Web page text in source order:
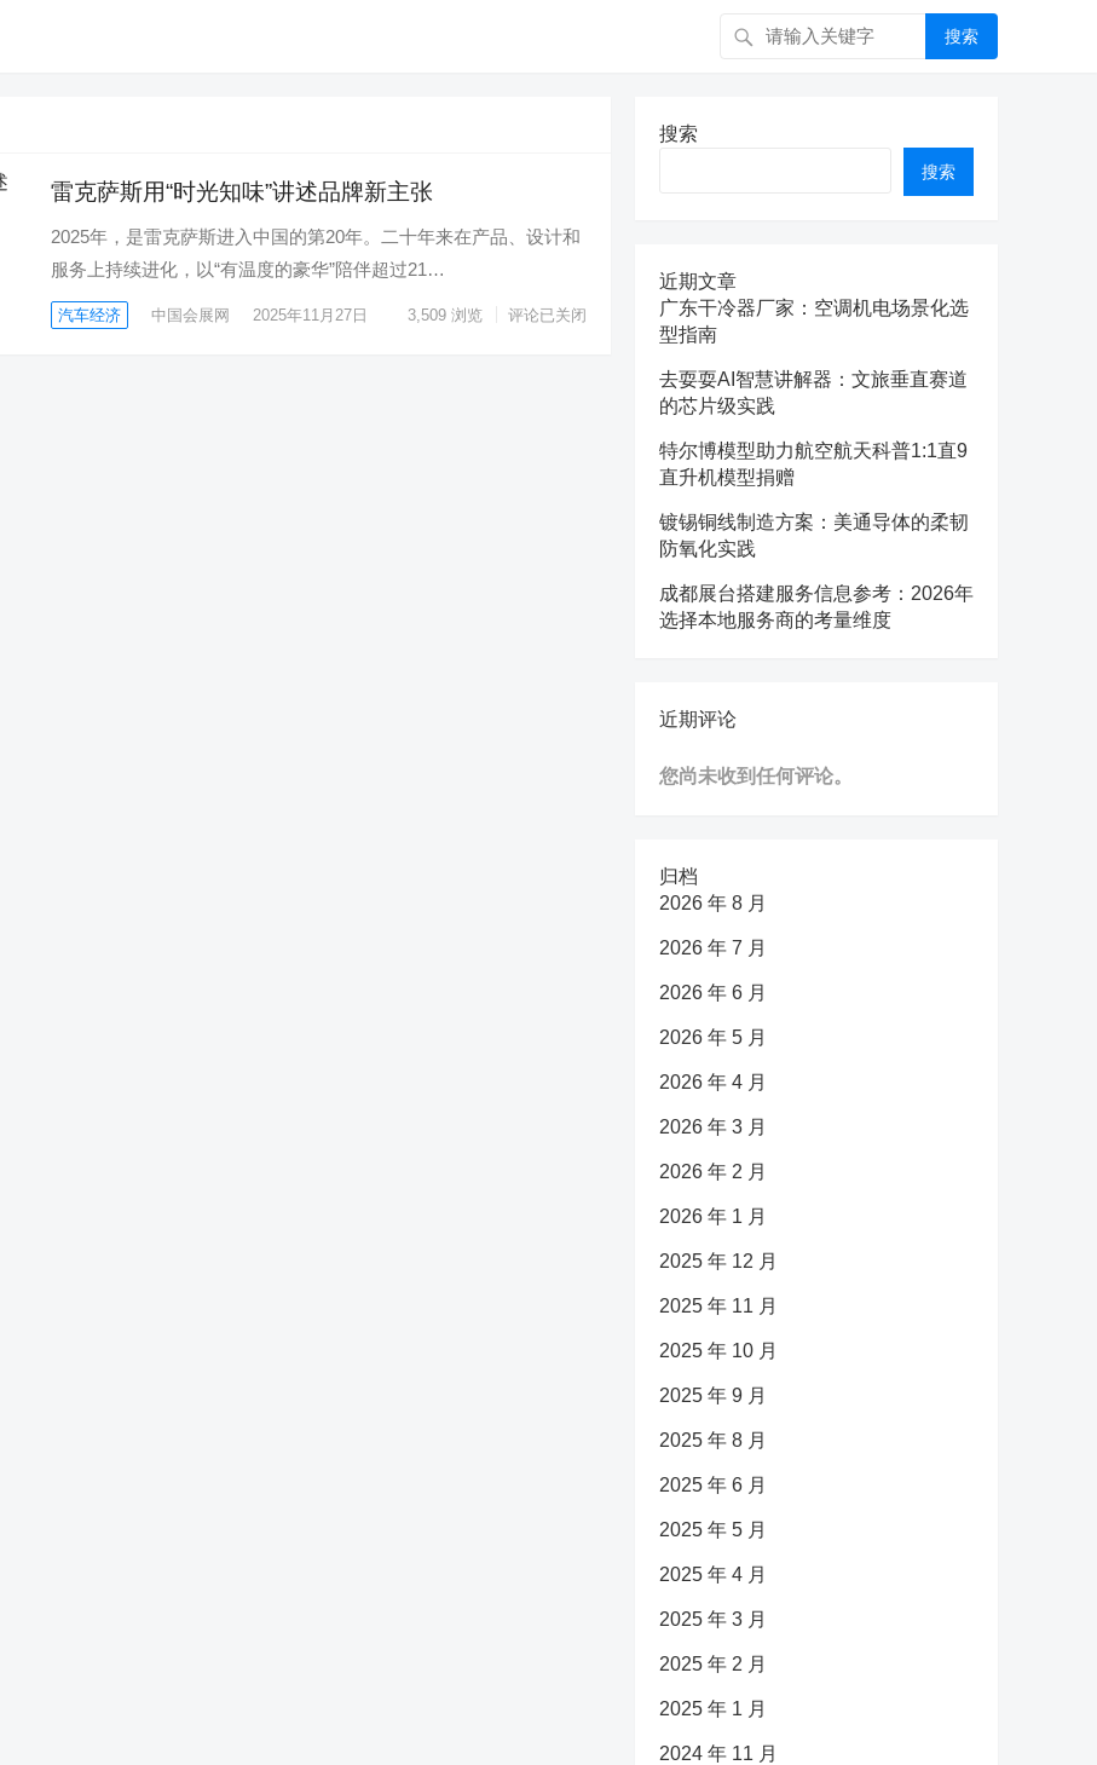
搜索
雷克萨斯用“时光知味”讲述品牌新主张
2025年，是雷克萨斯进入中国的第20年。二十年来在产品、设计和
服务上持续进化，以“有温度的豪华”陪伴超过21…
汽车经济 中国会展网 2025年11月27日 3,509 浏览 评论已关闭
搜索
搜索
近期文章
广东干冷器厂家：空调机电场景化选
型指南
去耍耍AI智慧讲解器：文旅垂直赛道
的芯片级实践
特尔博模型助力航空航天科普1:1直9
直升机模型捐赠
镀锡铜线制造方案：美通导体的柔韧
防氧化实践
成都展台搭建服务信息参考：2026年
选择本地服务商的考量维度
近期评论
您尚未收到任何评论。
归档
2026 年 8 月
2026 年 7 月
2026 年 6 月
2026 年 5 月
2026 年 4 月
2026 年 3 月
2026 年 2 月
2026 年 1 月
2025 年 12 月
2025 年 11 月
2025 年 10 月
2025 年 9 月
2025 年 8 月
2025 年 6 月
2025 年 5 月
2025 年 4 月
2025 年 3 月
2025 年 2 月
2025 年 1 月
2024 年 11 月